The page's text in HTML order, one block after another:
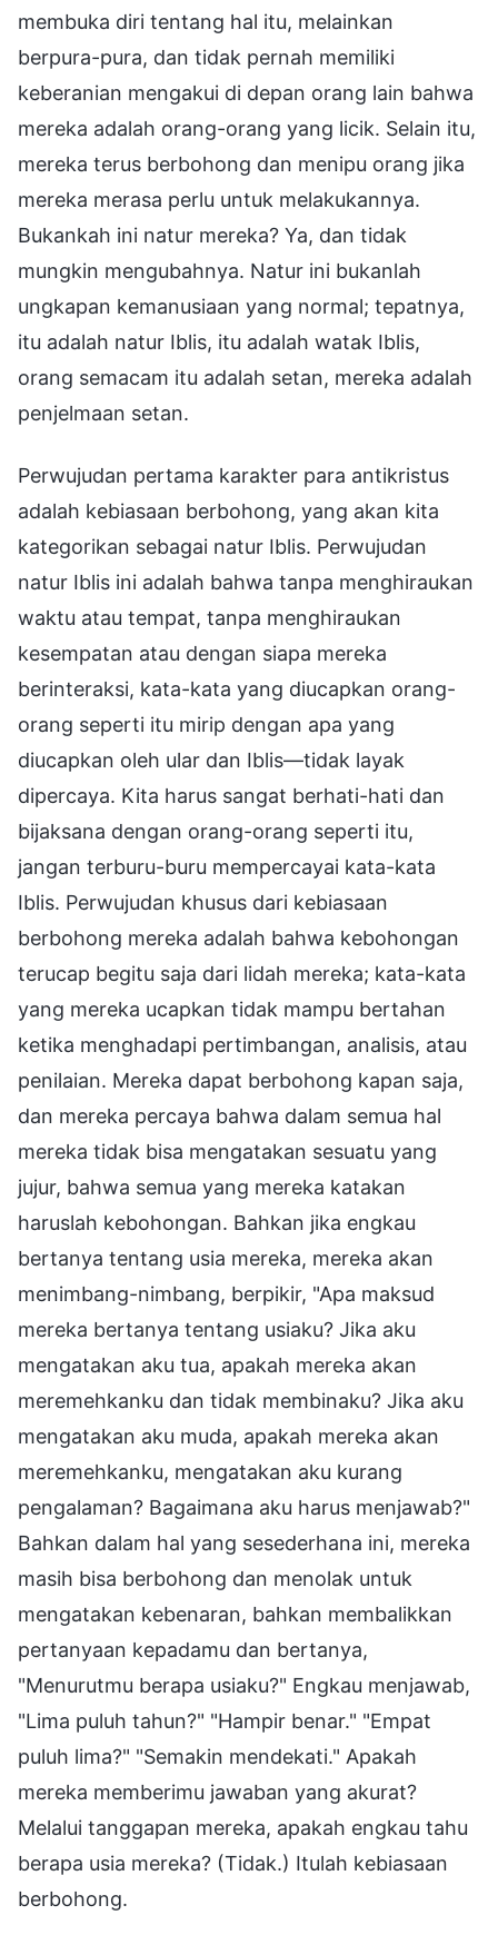
membuka diri tentang hal itu, melainkan
berpura-pura, dan tidak pernah memiliki
keberanian mengakui di depan orang lain bahwa
mereka adalah orang-orang yang licik. Selain itu,
mereka terus berbohong dan menipu orang jika
mereka merasa perlu untuk melakukannya.
Bukankah ini natur mereka? Ya, dan tidak
mungkin mengubahnya. Natur ini bukanlah
ungkapan kemanusiaan yang normal; tepatnya,
itu adalah natur Iblis, itu adalah watak Iblis,
orang semacam itu adalah setan, mereka adalah
penjelmaan setan.
Perwujudan pertama karakter para antikristus
adalah kebiasaan berbohong, yang akan kita
kategorikan sebagai natur Iblis. Perwujudan
natur Iblis ini adalah bahwa tanpa menghiraukan
waktu atau tempat, tanpa menghiraukan
kesempatan atau dengan siapa mereka
berinteraksi, kata-kata yang diucapkan orang-
orang seperti itu mirip dengan apa yang
diucapkan oleh ular dan Iblis—tidak layak
dipercaya. Kita harus sangat berhati-hati dan
bijaksana dengan orang-orang seperti itu,
jangan terburu-buru mempercayai kata-kata
Iblis. Perwujudan khusus dari kebiasaan
berbohong mereka adalah bahwa kebohongan
terucap begitu saja dari lidah mereka; kata-kata
yang mereka ucapkan tidak mampu bertahan
ketika menghadapi pertimbangan, analisis, atau
penilaian. Mereka dapat berbohong kapan saja,
dan mereka percaya bahwa dalam semua hal
mereka tidak bisa mengatakan sesuatu yang
jujur, bahwa semua yang mereka katakan
haruslah kebohongan. Bahkan jika engkau
bertanya tentang usia mereka, mereka akan
menimbang-nimbang, berpikir, "Apa maksud
mereka bertanya tentang usiaku? Jika aku
mengatakan aku tua, apakah mereka akan
meremehkanku dan tidak membinaku? Jika aku
mengatakan aku muda, apakah mereka akan
meremehkanku, mengatakan aku kurang
pengalaman? Bagaimana aku harus menjawab?"
Bahkan dalam hal yang sesederhana ini, mereka
masih bisa berbohong dan menolak untuk
mengatakan kebenaran, bahkan membalikkan
pertanyaan kepadamu dan bertanya,
"Menurutmu berapa usiaku?" Engkau menjawab,
"Lima puluh tahun?" "Hampir benar." "Empat
puluh lima?" "Semakin mendekati." Apakah
mereka memberimu jawaban yang akurat?
Melalui tanggapan mereka, apakah engkau tahu
berapa usia mereka? (Tidak.) Itulah kebiasaan
berbohong.